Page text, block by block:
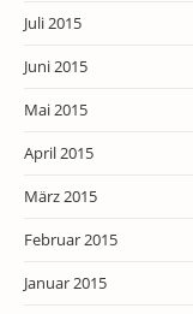
Juli 2015
Juni 2015
Mai 2015
April 2015
März 2015
Februar 2015
Januar 2015